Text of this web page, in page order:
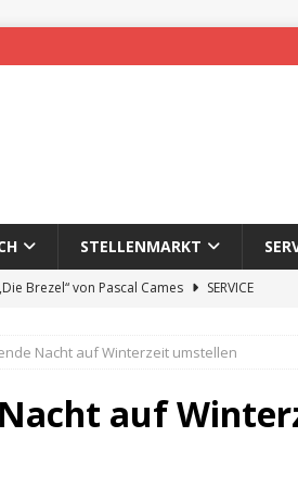
STELLENMARKT
Brezel“ von Pascal Cames
SERVICE
des 65. Fasnetsumzugs Dillweißenstein
Nacht auf Winterzeit umstellen
auf